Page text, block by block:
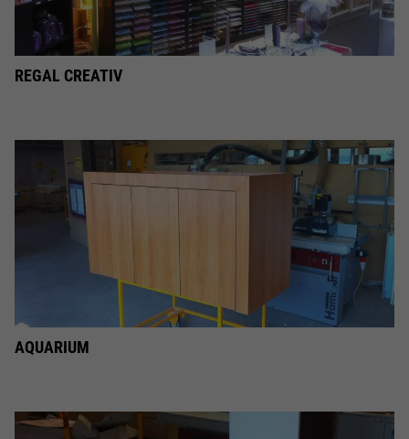
REGAL CREATIV
AQUARIUM